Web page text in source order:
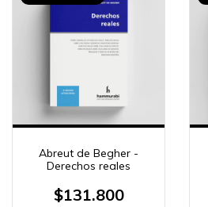
Abreut de Begher -
Derechos reales
$131.800